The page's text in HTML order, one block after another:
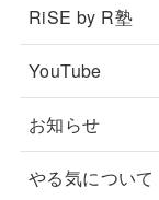
RiSE by R塾
YouTube
お知らせ
やる気について